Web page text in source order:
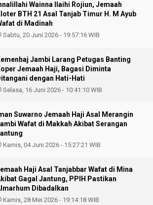
Wainna Ilaihi Rojiun, Jemaah
BTH 21 Asal Tanjab Timur H. M Ayub
di Madinah
Sabtu, 20 Juni 2026 - 19:57:16 WIB
Jambi Larang Petugas Banting
Jemaah Haji, Bagasi Diminta
dengan Hati-Hati
Selasa, 16 Juni 2026 - 10:41:10 WIB
Suwarno Jemaah Haji Asal Merangin
Wafat di Makkah Akibat Serangan
Kamis, 04 Juni 2026 - 15:27:21 WIB
Haji Asal Tanjabbar Wafat di Mina
Gagal Jantung, PPIH Pastikan
Dibadalkan
Kamis, 28 Mei 2026 - 19:14:18 WIB